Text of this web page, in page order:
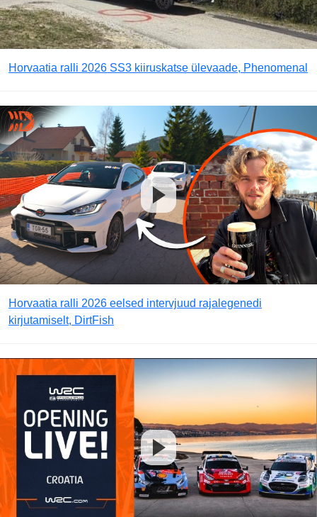
Horvaatia ralli 2026 SS3 kiiruskatse ülevaade, Phenomenal
Horvaatia ralli 2026 eelsed intervjuud rajalegenedi
kirjutamiselt, DirtFish